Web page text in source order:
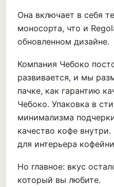
Она включает в себя
моносорта, что и
обновленном дизайне.
Компания Чебоко
развивается, и мы
пачке, как гарантию
Чебоко. Упаковка в
минимализма
качество кофе
для интерьера
Но главное: вкус
который вы любите.